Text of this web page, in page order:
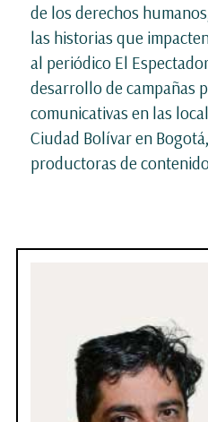
de los derechos
las historias que
al periódico El
desarrollo de campañas
comunicativas en las
Ciudad Bolívar en
productoras de